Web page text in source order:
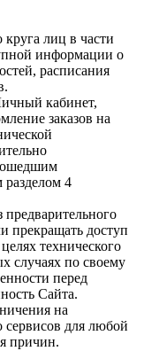
лиц в части
информации о
расписания
кабинет,
заказов на
4
прекращать доступ
технического
случаях по своему
перед
Сайта.
на
сервисов для любой
причин.